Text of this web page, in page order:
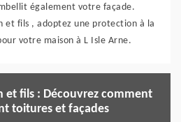
également votre façade.
et fils , adoptez une protection à la
votre maison à L Isle Arne.
et fils : Découvrez comment
toitures et façades